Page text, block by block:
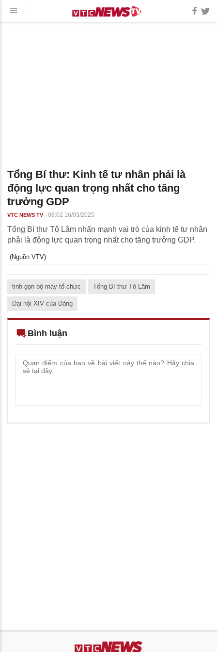
Tổng Bí thư: Kinh tế tư nhân phải là
động lực quan trọng nhất cho tăng
trưởng GDP
VTC NEWS TV 08:02 16/03/2025
Tổng Bí thư Tô Lâm nhấn mạnh vai trò của kinh tế tư nhân
phải là động lực quan trọng nhất cho tăng trưởng GDP.
(Nguồn VTV)
tinh gọn bộ máy tổ chức Tổng Bí thư Tô Lâm
Đại hội XIV của Đảng
Bình luận